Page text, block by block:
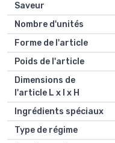
Saveur
Nombre d'unités
Forme de l'article
Poids de l'article
Dimensions de
l'article L x l x H
Ingrédients spéciaux
Type de régime